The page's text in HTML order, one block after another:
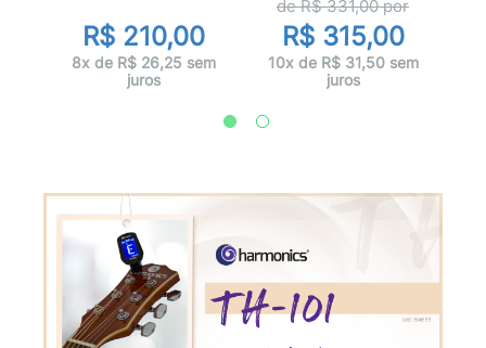
R$ 210,00
8x de R$ 26,25 sem
juros
de R$331,00por
R$ 315,00
10x de R$ 31,50 sem
juros